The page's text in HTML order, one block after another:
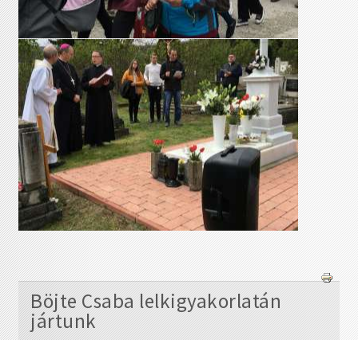
Böjte Csaba lelkigyakorlatán
jártunk